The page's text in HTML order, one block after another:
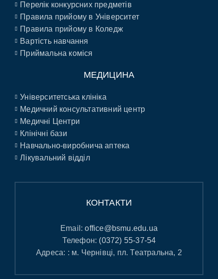
Перелік конкурсних предметів
Правила прийому в Університет
Правила прийому в Коледж
Вартість навчання
Приймальна коміся
МЕДИЦИНА
Університетська клініка
Медичний консультативний центр
Медичні Центри
Клінічні бази
Навчально-виробнича аптека
Лікувальний відділ
КОНТАКТИ
Email:office@bsmu.edu.ua
Телефон: (0372) 55-37-54
Адреса: : м. Чернівці, пл. Театральна, 2